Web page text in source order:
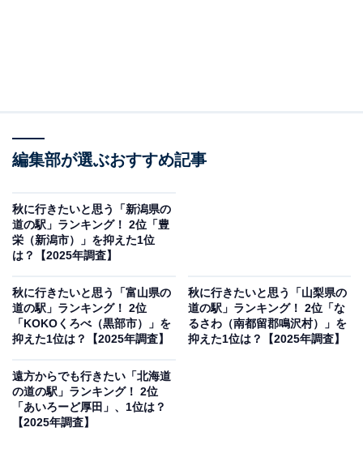
に感じられる道の駅です。館内には輪島塗をはじめとす
こともできます。さらに、地元漁港で水揚げされた新鮮
な魚介や、能登の農産物を使ったグルメも充実。訪れる
人は食と工芸の両面から輪島の魅力を体感できます。観
しむ人々に欠かせない立ち寄りスポットとなっていま
す。
お箸くらいならお土産にも買って帰りたい」（40代女性
／東京都）、「地震の被害が大きかったものの、やはり
輪島塗りや輪島の朝市など、能登の観光は輪島が中心だ
編集部が選ぶおすすめ記事
秋に行きたいと思う「新潟県の
道の駅」ランキング！ 2位「豊
栄（新潟市）」を抑えた1位
は？【2025年調査】
秋に行きたいと思う「富山県の
道の駅」ランキング！ 2位
「KOKOくろべ（黒部市）」を
抑えた1位は？【2025年調査】
秋に行きたいと思う「山梨県の
道の駅」ランキング！ 2位「な
るさわ（南都留郡鳴沢村）」を
抑えた1位は？【2025年調査】
遠方からでも行きたい「北海道
の道の駅」ランキング！ 2位
「あいろーど厚田」、1位は？
【2025年調査】